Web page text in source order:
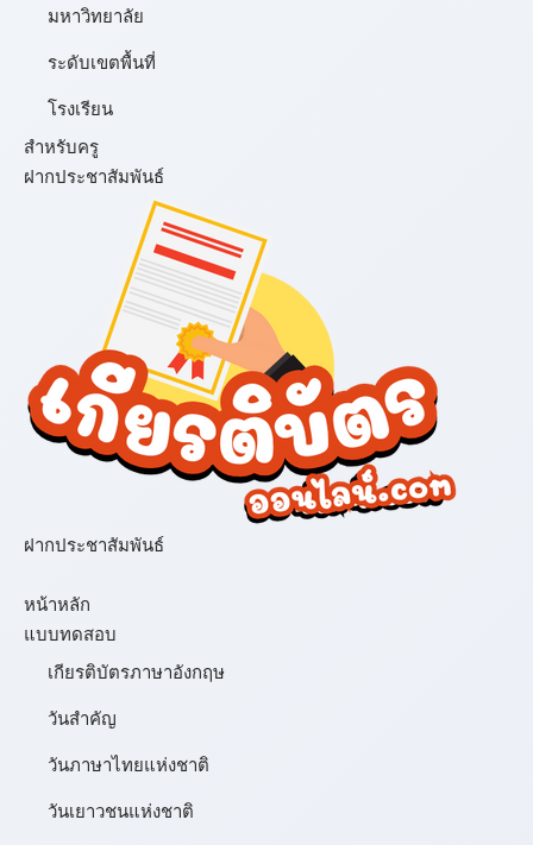
มหาวิทยาลัย
ระดับเขตพื้นที่
โรงเรียน
สำหรับครู
ฝากประชาสัมพันธ์
ฝากประชาสัมพันธ์
หน้าหลัก
แบบทดสอบ
เกียรติบัตรภาษาอังกฤษ
วันสำคัญ
วันภาษาไทยแห่งชาติ
วันเยาวชนแห่งชาติ